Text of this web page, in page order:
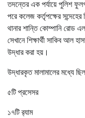
তদন্তের এক পর্যায়ে পুলিশ
পরে কলেজ কর্তৃপক্ষের
থানার শান্তি কোম্পানি রোড
সেখানে শিক্ষার্থী সাকিব আল
উদ্ধার করা হয়।
উদ্ধারকৃত মালামালের মধ্যে
৫টি প্রসেসর
১৭টি র‌্যাম